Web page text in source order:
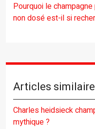
Pourquoi le
non dosé est-il si
Articles
Charles heidsieck
mythique ?